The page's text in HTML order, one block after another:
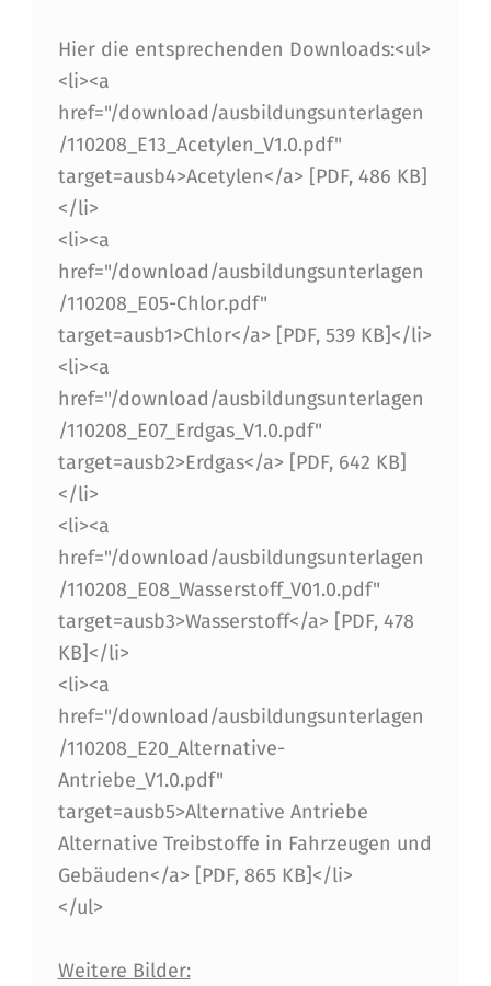
O
B
L
Ä
T
T
E
R
D
E
R
S
A
C
H
G
E
B
I
E
T
E
S
4
Hier die entsprechenden Downloads:<ul>
<li><a
href="/download/ausbildungsunterlagen
/110208_E13_Acetylen_V1.0.pdf"
target=ausb4>Acetylen</a> [PDF, 486 KB]
</li>
<li><a
href="/download/ausbildungsunterlagen
/110208_E05-Chlor.pdf"
target=ausb1>Chlor</a> [PDF, 539 KB]</li>
<li><a
href="/download/ausbildungsunterlagen
/110208_E07_Erdgas_V1.0.pdf"
target=ausb2>Erdgas</a> [PDF, 642 KB]
</li>
<li><a
href="/download/ausbildungsunterlagen
/110208_E08_Wasserstoff_V01.0.pdf"
target=ausb3>Wasserstoff</a> [PDF, 478
KB]</li>
<li><a
href="/download/ausbildungsunterlagen
/110208_E20_Alternative-
Antriebe_V1.0.pdf"
target=ausb5>Alternative Antriebe
Alternative Treibstoffe in Fahrzeugen und
Gebäuden</a> [PDF, 865 KB]</li>
</ul>
Weitere Bilder: